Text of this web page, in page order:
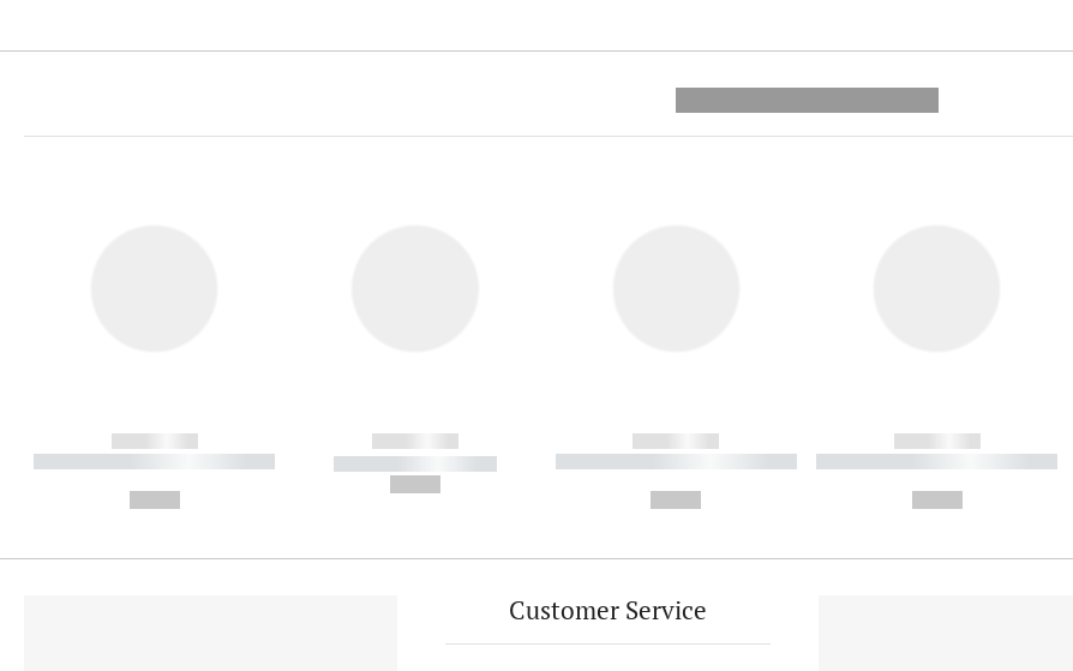
------------
----------- ----------- ----------
------------
----------- -----------
------------
----------- ----------- ----------
------------
----------- ----------- ----------
Customer Service